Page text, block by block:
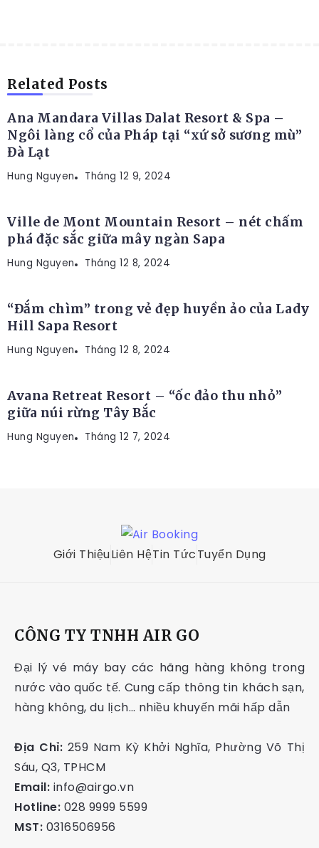
Related Posts
Ana Mandara Villas Dalat Resort & Spa –
Ngôi làng cổ của Pháp tại “xứ sở sương mù”
Đà Lạt
Hung Nguyen Tháng 12 9, 2024
RESORT
Ville de Mont Mountain Resort – nét chấm
phá đặc sắc giữa mây ngàn Sapa
Hung Nguyen Tháng 12 8, 2024
RESORT
“Đắm chìm” trong vẻ đẹp huyền ảo của Lady
Hill Sapa Resort
Hung Nguyen Tháng 12 8, 2024
Avana Retreat Resort – “ốc đảo thu nhỏ”
giữa núi rừng Tây Bắc
Hung Nguyen Tháng 12 7, 2024
Giới ThiệuLiên HệTin TứcTuyển Dụng
CÔNG TY TNHH AIR GO
Đại lý vé máy bay các hãng hàng không trong
nước vào quốc tế. Cung cấp thông tin khách sạn,
hàng không, du lịch… nhiều khuyến mãi hấp dẫn
Địa Chỉ: 259 Nam Kỳ Khởi Nghĩa, Phường Võ Thị
Sáu, Q3, TPHCM
Email: info@airgo.vn
Hotline: 028 9999 5599
MST: 0316506956